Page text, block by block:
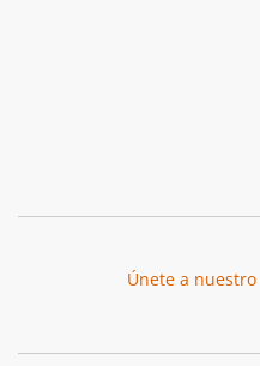
Únete a